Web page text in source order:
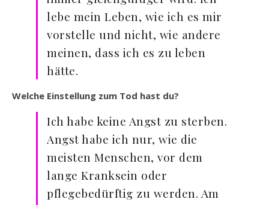
lebe mein Leben, wie ich es mir
vorstelle und nicht, wie andere
meinen, dass ich es zu leben
hätte.
Welche Einstellung zum Tod hast du?
Ich habe keine Angst zu sterben.
Angst habe ich nur, wie die
meisten Menschen, vor dem
lange Kranksein oder
pflegebedürftig zu werden. Am